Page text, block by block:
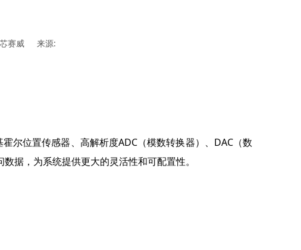
赛威 来源:
尔位置传感器、高解析度ADC（模数转换器）、 DAC（数
据，为系统提供更大的灵活性和可配置性。